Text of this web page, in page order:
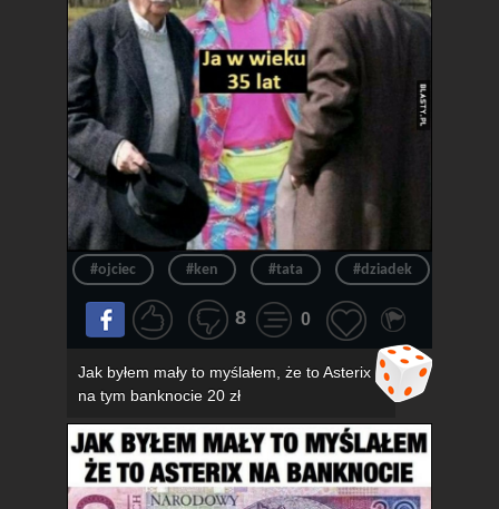
#ojciec #ken #tata #dziadek
8 0
Jak byłem mały to myślałem, że to Asterix
na tym banknocie 20 zł